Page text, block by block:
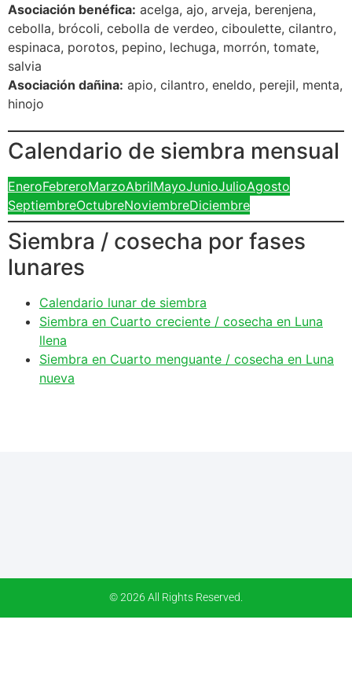
Asociación benéfica: acelga, ajo, arveja, berenjena,
cebolla, brócoli, cebolla de verdeo, ciboulette, cilantro,
espinaca, porotos, pepino, lechuga, morrón, tomate,
salvia
Asociación dañina: apio, cilantro, eneldo, perejil, menta,
hinojo
Calendario de siembra mensual
EneroFebreroMarzoAbrilMayoJunioJulioAgosto
SeptiembreOctubreNoviembreDiciembre
Siembra / cosecha por fases
lunares
Calendario lunar de siembra
Siembra en Cuarto creciente / cosecha en Luna
llena
Siembra en Cuarto menguante / cosecha en Luna
nueva
© 2026 All Rights Reserved.